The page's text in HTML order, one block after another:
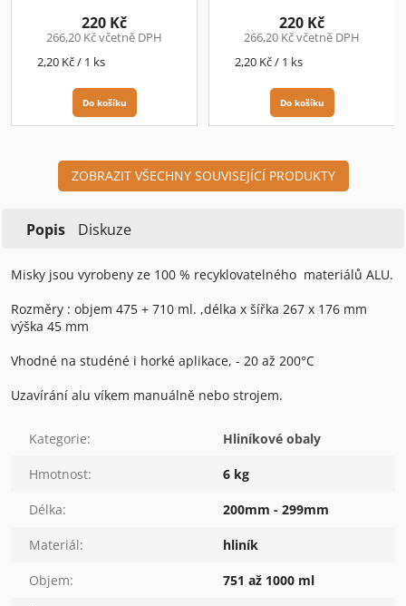
266,20 Kč včetně DPH
220 Kč
Měrná
2,20 Kč / 1 ks
Do košíku
266,20 Kč včetně DPH
220 Kč
Měrná
2,20 Kč / 1 ks
Do košíku
ZOBRAZIT VŠECHNY SOUVISEJÍCÍ PRODUKTY
Popis Diskuze
Misky jsou vyrobeny ze 100 % recyklovatelného materiálů ALU.
Rozměry : objem 475 + 710 ml. ,délka x šířka 267 x 176 mm
výška 45 mm
Vhodné na studéné i horké aplikace, - 20 až 200°C
Uzavírání alu víkem manuálně nebo strojem.
Kategorie: Hliníkové obaly
Hmotnost: 6 kg
Délka: 200mm - 299mm
Materiál: hliník
Objem: 751 až 1000 ml